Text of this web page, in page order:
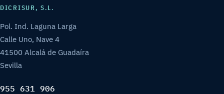
DICRISUR, S.L.
Pol. Ind. Laguna Larga
Calle Uno, Nave 4
41500 Alcalá de Guadaíra
Sevilla
955 631 906